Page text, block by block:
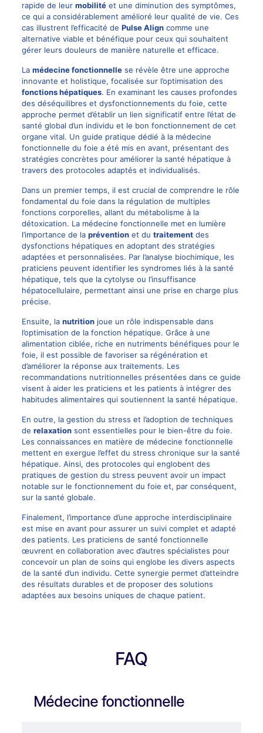
rapide de leur mobilitéet une diminution des symptômes,
ce qui a considérablement amélioré leur qualité de vie. Ces
cas illustrent l’efficacité de Pulse Aligncomme une
alternative viable et bénéfique pour ceux qui souhaitent
gérer leurs douleurs de manière naturelle et efficace.
La médecine fonctionnellese révèle être une approche
innovante et holistique, focalisée sur l’optimisation des
fonctions hépatiques. En examinant les causes profondes
des déséquilibres et dysfonctionnements du foie, cette
approche permet d’établir un lien significatif entre l’état de
santé global d’un individu et le bon fonctionnement de cet
organe vital. Un guide pratique dédié à la médecine
fonctionnelle du foie a été mis en avant, présentant des
stratégies concrètes pour améliorer la santé hépatique à
travers des protocoles adaptés et individualisés.
Dans un premier temps, il est crucial de comprendre le rôle
fondamental du foie dans la régulation de multiples
fonctions corporelles, allant du métabolisme à la
détoxication. La médecine fonctionnelle met en lumière
l’importance de la préventionet du traitementdes
dysfonctions hépatiques en adoptant des stratégies
adaptées et personnalisées. Par l’analyse biochimique, les
praticiens peuvent identifier les syndromes liés à la santé
hépatique, tels que la cytolyse ou l’insuffisance
hépatocellulaire, permettant ainsi une prise en charge plus
précise.
Ensuite, la nutritionjoue un rôle indispensable dans
l’optimisation de la fonction hépatique. Grâce à une
alimentation ciblée, riche en nutriments bénéfiques pour le
foie, il est possible de favoriser sa régénération et
d’améliorer la réponse aux traitements. Les
recommandations nutritionnelles présentées dans ce guide
visent à aider les praticiens et les patients à intégrer des
habitudes alimentaires qui soutiennent la santé hépatique.
En outre, la gestion du stress et l’adoption de techniques
de relaxationsont essentielles pour le bien-être du foie.
Les connaissances en matière de médecine fonctionnelle
mettent en exergue l’effet du stress chronique sur la santé
hépatique. Ainsi, des protocoles qui englobent des
pratiques de gestion du stress peuvent avoir un impact
notable sur le fonctionnement du foie et, par conséquent,
sur la santé globale.
Finalement, l’importance d’une approche interdisciplinaire
est mise en avant pour assurer un suivi complet et adapté
des patients. Les praticiens de santé fonctionnelle
œuvrent en collaboration avec d’autres spécialistes pour
concevoir un plan de soins qui englobe les divers aspects
de la santé d’un individu. Cette synergie permet d’atteindre
des résultats durables et de proposer des solutions
adaptées aux besoins uniques de chaque patient.
FAQ
Médecine fonctionnelle